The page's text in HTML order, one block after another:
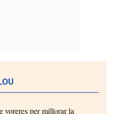
voreres per millorar la